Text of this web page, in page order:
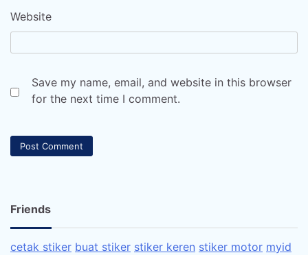
Website
Save my name, email, and website in this browser
for the next time I comment.
Friends
cetak stiker buat stiker stiker keren stiker motor myid